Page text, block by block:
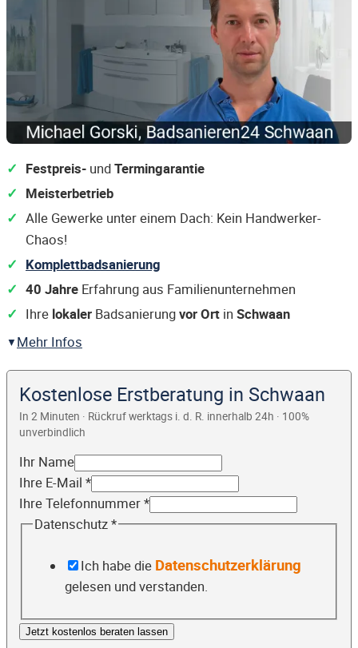
Festpreis- undTermingarantie
Meisterbetrieb
Alle Gewerke unter einem Dach: Kein Handwerker-
Chaos!
Komplettbadsanierung
40 Jahre Erfahrung aus Familienunternehmen
Ihre lokaler Badsanierungvor Ort in Schwaan
Mehr Infos
Kostenlose Erstberatung in Schwaan
In 2 Minuten · Rückruf werktags i. d. R. innerhalb 24h · 100%
unverbindlich
Ihr Name
Ihre E-Mail *
Ihre Telefonnummer*
Datenschutz*
Ich habe die Datenschutzerklärung
gelesen und verstanden.
Jetzt kostenlos beraten lassen